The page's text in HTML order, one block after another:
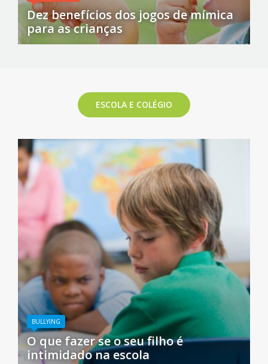
Dez benefícios dos jogos de mímica
para as crianças
ESCOLA E COLÉGIO
BULLYING
O que fazer se o seu filho é
intimidado na escola